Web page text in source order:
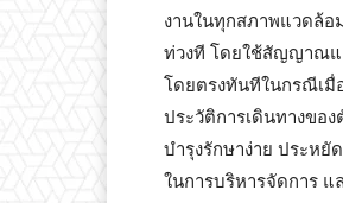
งานในทุกสภาพแวดล้
ท่วงที โดยใช้สัญญาณแ
โดยตรงทันทีในกรณีเมื่
ประวัติการเดินทางขอ
บำรุงรักษาง่าย ประหยั
ในการบริหารจัดการ